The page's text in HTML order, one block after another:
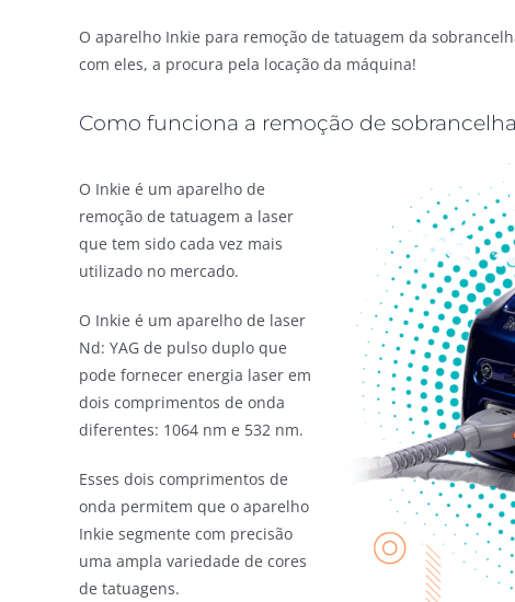
O aparelho Inkie para remoção de tatuagem da
com eles, a procura pela locação da máquina!
Como funciona a remoção de
O Inkie é um aparelho de
remoção de tatuagem a laser
que tem sido cada vez mais
utilizado no mercado.
O Inkie é um aparelho de laser
Nd: YAG de pulso duplo que
pode fornecer energia laser em
dois comprimentos de onda
diferentes: 1064 nm e 532 nm.
Esses dois comprimentos de
onda permitem que o aparelho
Inkie segmente com precisão
uma ampla variedade de cores
de tatuagens.